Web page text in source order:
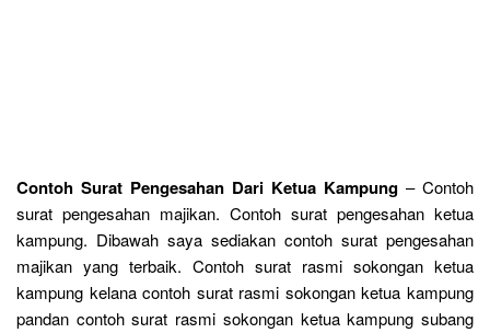
Contoh Surat Pengesahan Dari Ketua Kampung – Contoh
surat pengesahan majikan. Contoh surat pengesahan ketua
kampung. Dibawah saya sediakan contoh surat pengesahan
majikan yang terbaik. Contoh surat rasmi sokongan ketua
kampung kelana contoh surat rasmi sokongan ketua kampung
pandan contoh surat rasmi sokongan ketua kampung subang